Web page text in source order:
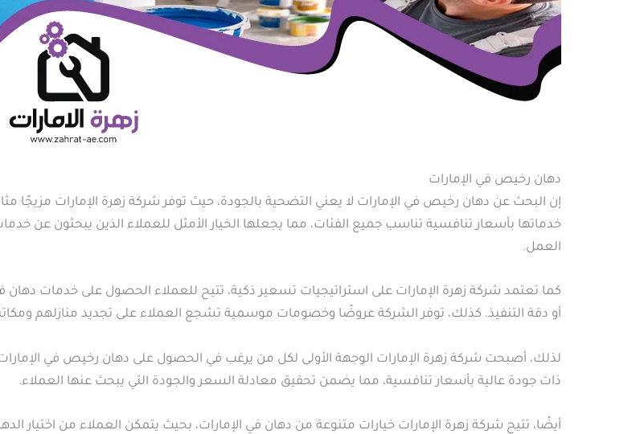
دهان رخيص في الإمارات
إن البحث عن دهان رخيص في الإمارات لا يعني التضحية بالجودة، حيث توفر شركة زهرة الإمارات مزيجًا
خدماتها بأسعار تنافسية تناسب جميع الفئات، مما يجعلها الخيار الأمثل للعملاء الذين يبحثون عن
العمل.
كما تعتمد شركة زهرة الإمارات على استراتيجيات تسعير ذكية، تتيح للعملاء الحصول على خدمات
أو دقة التنفيذ. كذلك، توفر الشركة عروضًا وخصومات موسمية تشجع العملاء على تجديد منازلهم
لذلك، أصبحت شركة زهرة الإمارات الوجهة الأولى لكل من يرغب في الحصول على دهان رخيص في
ذات جودة عالية بأسعار تنافسية، مما يضمن تحقيق معادلة السعر والجودة التي يبحث عنها العملاء.
أيضًا، تتيح شركة زهرة الإمارات خيارات متنوعة من دهان في الإمارات، بحيث يتمكن العملاء من اختيار